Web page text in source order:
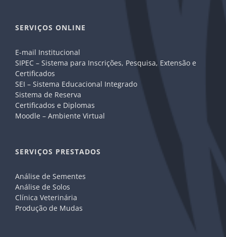
SERVIÇOS ONLINE
E-mail Institucional
SIPEC – Sistema para Inscrições, Pesquisa, Extensão e
Certificados
SEI – Sistema Educacional Integrado
Sistema de Reserva
Certificados e Diplomas
Moodle – Ambiente Virtual
SERVIÇOS PRESTADOS
Análise de Sementes
Análise de Solos
Clínica Veterinária
Produção de Mudas